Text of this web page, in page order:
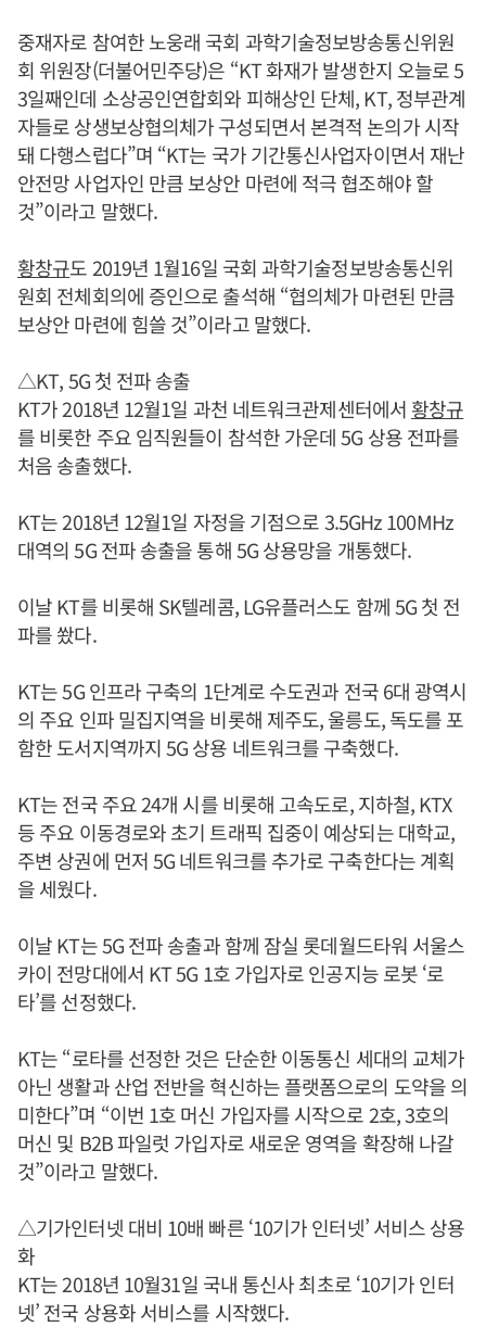
중재자로 참여한 노웅래 국회 과학기술정보방송통신위원
회 위원장(더불어민주당)은 “KT 화재가 발생한지 오늘로 5
3일째인데 소상공인연합회와 피해상인 단체, KT, 정부관계
자들로 상생보상협의체가 구성되면서 본격적 논의가 시작
돼 다행스럽다”며 “KT는 국가 기간통신사업자이면서 재난
안전망 사업자인 만큼 보상안 마련에 적극 협조해야 할
것”이라고 말했다.
황창규도 2019년 1월16일 국회 과학기술정보방송통신위
원회 전체회의에 증인으로 출석해 “협의체가 마련된 만큼
보상안 마련에 힘쓸 것”이라고 말했다.
△KT, 5G 첫 전파 송출
KT가 2018년 12월1일 과천 네트워크관제센터에서 황창규
를 비롯한 주요 임직원들이 참석한 가운데 5G 상용 전파를
처음 송출했다.
KT는 2018년 12월1일 자정을 기점으로 3.5GHz 100MHz
대역의 5G 전파 송출을 통해 5G 상용망을 개통했다.
이날 KT를 비롯해 SK텔레콤, LG유플러스도 함께 5G 첫 전
파를 쐈다.
KT는 5G 인프라 구축의 1단계로 수도권과 전국 6대 광역시
의 주요 인파 밀집지역을 비롯해 제주도, 울릉도, 독도를 포
함한 도서지역까지 5G 상용 네트워크를 구축했다.
KT는 전국 주요 24개 시를 비롯해 고속도로, 지하철, KTX
등 주요 이동경로와 초기 트래픽 집중이 예상되는 대학교,
주변 상권에 먼저 5G 네트워크를 추가로 구축한다는 계획
을 세웠다.
이날 KT는 5G 전파 송출과 함께 잠실 롯데월드타워 서울스
카이 전망대에서 KT 5G 1호 가입자로 인공지능 로봇 ‘로
타’를 선정했다.
KT는 “로타를 선정한 것은 단순한 이동통신 세대의 교체가
아닌 생활과 산업 전반을 혁신하는 플랫폼으로의 도약을 의
미한다”며 “이번 1호 머신 가입자를 시작으로 2호, 3호의
머신 및 B2B 파일럿 가입자로 새로운 영역을 확장해 나갈
것”이라고 말했다.
△기가인터넷 대비 10배 빠른 ‘10기가 인터넷’ 서비스 상용
화
KT는 2018년 10월31일 국내 통신사 최초로 ‘10기가 인터
넷’ 전국 상용화 서비스를 시작했다.